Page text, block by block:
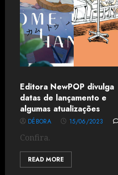
Editora NewPOP divulga
datas de lançamento e
algumas atualizações
DÉBORA 15/06/2023
Confira.
READ MORE